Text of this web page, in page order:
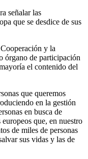
señalar las
que se desdice de sus
y la
órgano de participación
el contenido del
que queremos
en la gestión
en busca de
que, en nuestro
de miles de personas
sus vidas y las de